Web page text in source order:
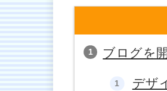
ブログを
デザ